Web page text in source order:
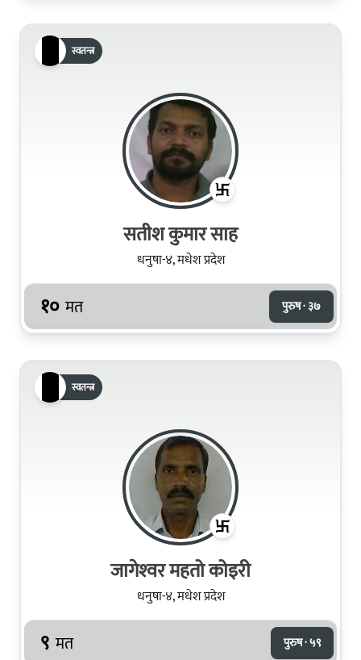
स्वतन्त्र
सतीश कुमार साह
धनुषा-४, मधेश प्रदेश
१० मत पुरुष · ३७
स्वतन्त्र
जागेश्‍वर महतो कोइरी
धनुषा-४, मधेश प्रदेश
९ मत पुरुष · ५९